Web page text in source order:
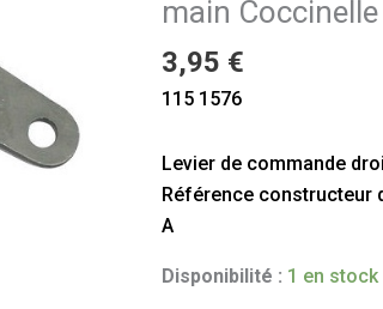
main Coccinelle
3,95 €
115 1576
Levier de commande
Référence constructeur
A
Disponibilité : 1 en stock
frein
à
main